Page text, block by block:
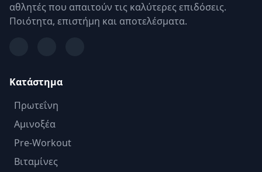
αθλητές που απαιτούν τις καλύτερες επιδόσεις.
Ποιότητα, επιστήμη και αποτελέσματα.
Κατάστημα
Πρωτεΐνη
Αμινοξέα
Pre-Workout
Βιταμίνες